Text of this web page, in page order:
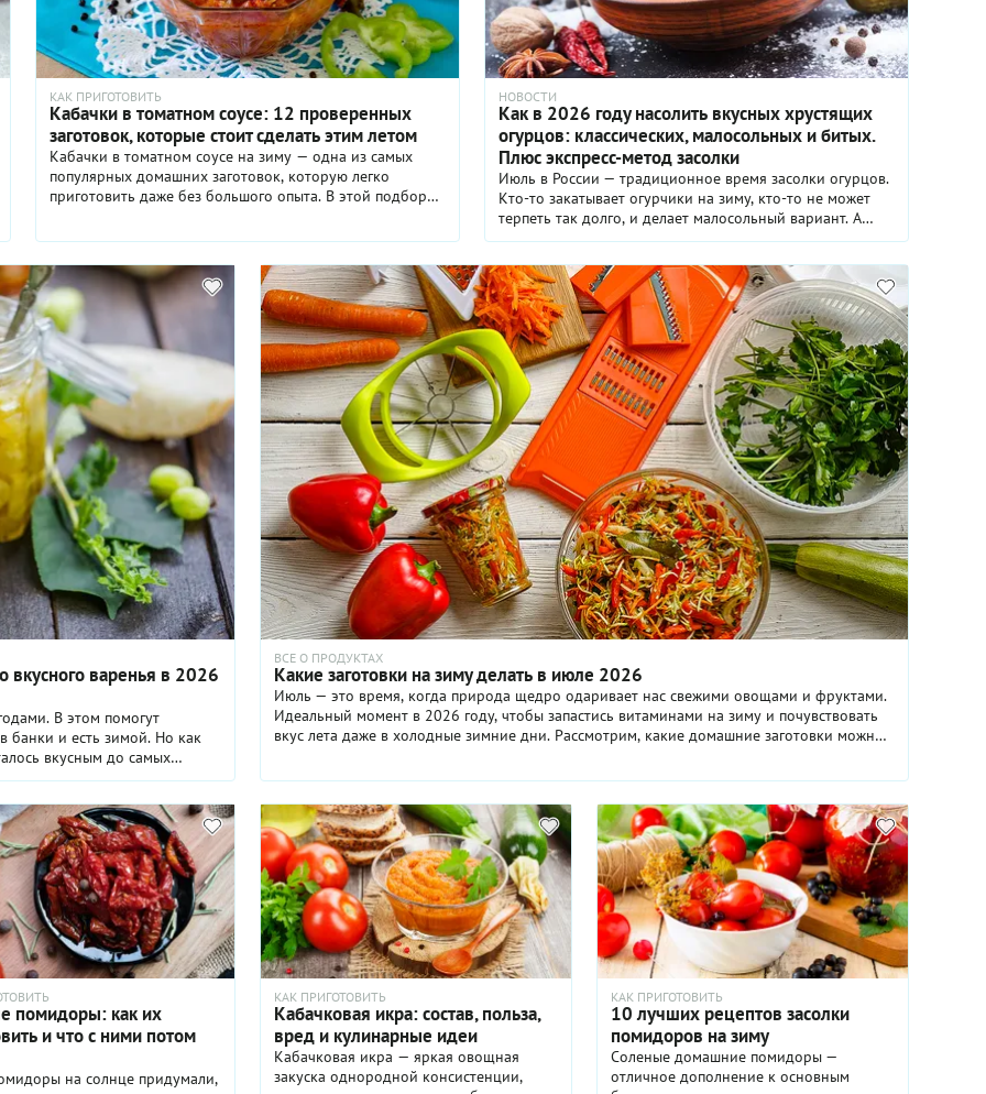
КАК ПРИГОТОВИТЬ
Кабачки в томатном соусе: 12 проверенных
заготовок, которые стоит сделать этим летом
Кабачки в томатном соусе на зиму — одна из самых
популярных домашних заготовок, которую легко
приготовить даже без большого опыта. В этой подборке
как закуска, гарнир или основа для быстрых блюд —
сохраняйте идеи, чтобы не потерять в сезон.
НОВОСТИ
Как в 2026 году насолить вкусных хрустящих
огурцов: классических, малосольных и битых.
Плюс экспресс-метод засолки
Июль в России — традиционное время засолки огурцов.
Кто-то закатывает огурчики на зиму, кто-то не может
терпеть так долго, и делает малосольный вариант. А
некоторые готовят модные битые огурцы. Мы
вкусного варенья в 2026
В этом помогут
банки и есть зимой. Но как
вкусным до самых
ВСЕ О ПРОДУКТАХ
Какие заготовки на зиму делать в июле 2026
Июль — это время, когда природа щедро одаривает нас свежими овощами и фруктами.
Идеальный момент в 2026 году, чтобы запастись витаминами на зиму и почувствовать
вкус лета даже в холодные зимние дни. Рассмотрим, какие домашние заготовки можно
помидоры: как их
и что с ними потом
на солнце придумали,
КАК ПРИГОТОВИТЬ
Кабачковая икра: состав, польза,
вред и кулинарные идеи
Кабачковая икра — яркая овощная
закуска однородной консистенции,
КАК ПРИГОТОВИТЬ
10 лучших рецептов засолки
помидоров на зиму
Соленые домашние помидоры —
отличное дополнение к основным